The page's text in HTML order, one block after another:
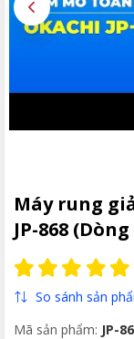
Máy rung
JP-868
So sánh sản
Mã sản phẩm: JP-